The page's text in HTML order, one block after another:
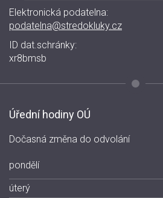
Elektronická podatelna:
podatelna@stredokluky.cz
ID dat.schránky:
xr8bmsb
Úřední hodiny OÚ
Dočasná změna do odvolání
pondělí
úterý